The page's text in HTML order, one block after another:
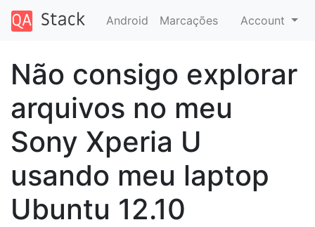
Android Marcações Account
Não consigo explorar
arquivos no meu
Sony Xperia U
usando meu laptop
Ubuntu 12.10